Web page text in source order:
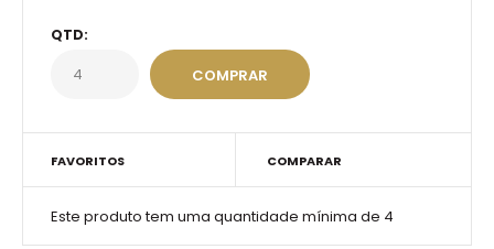
QTD:
FAVORITOS COMPARAR
Este produto tem uma quantidade mínima de 4